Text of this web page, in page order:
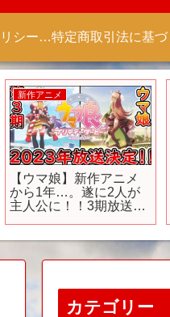
プライバシーポリシー 【Colorful Creation】
新作アニメ
【ウマ娘】新作アニメ
から1年…。遂に2人が
主人公に！！3期放送決
2023年放送決定！！！
【キタサンブラック】
ド】
カテゴリー